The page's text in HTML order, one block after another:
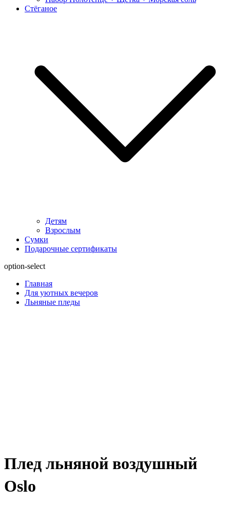
Стёганое
Детям
Взрослым
Сумки
Подарочные сертификаты
option-select
Главная
Для уютных вечеров
Льняные пледы
Плед льняной воздушный
Oslo